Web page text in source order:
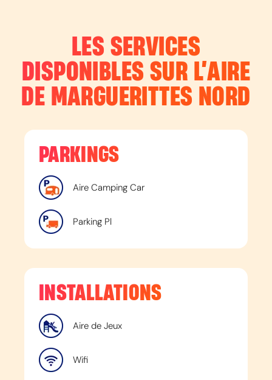
LES SERVICES
DISPONIBLES SUR L’AIRE
DE MARGUERITTES NORD
PARKINGS
Aire Camping Car
Parking Pl
INSTALLATIONS
Aire de Jeux
Wifi